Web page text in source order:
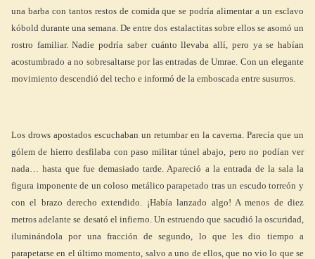
una barba con tantos restos de comida que se podría alimentar a un esclavo
kóbold durante una semana. De entre dos estalactitas sobre ellos se asomó un
rostro familiar. Nadie podría saber cuánto llevaba allí, pero ya se habían
acostumbrado a no sobresaltarse por las entradas de Umrae. Con un elegante
movimiento descendió del techo e informó de la emboscada entre susurros.
Los drows apostados escuchaban un retumbar en la caverna. Parecía que un
gólem de hierro desfilaba con paso militar túnel abajo, pero no podían ver
nada… hasta que fue demasiado tarde. Apareció a la entrada de la sala la
figura imponente de un coloso metálico parapetado tras un escudo torreón y
con el brazo derecho extendido. ¡Había lanzado algo! A menos de diez
metros adelante se desató el infierno. Un estruendo que sacudió la oscuridad,
iluminándola por una fracción de segundo, lo que les dio tiempo a
parapetarse en el último momento, salvo a uno de ellos, que no vio lo que se